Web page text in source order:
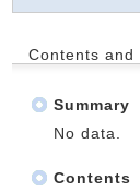
Contents and
Summary
No data.
Contents